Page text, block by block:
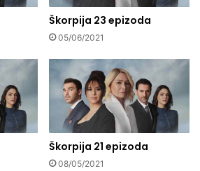
Škorpija 23 epizoda
05/06/2021
Škorpija 21 epizoda
08/05/2021